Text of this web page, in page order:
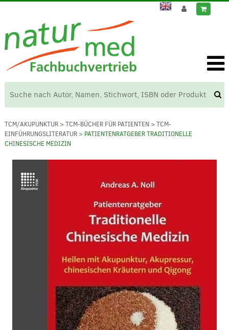
TCM/AKUPUNKTUR>TCM-BÜCHER FÜR PATIENTEN >TCM-
EINFÜHRUNGSLITERATUR> PATIENTENRATGEBER TRADITIONELLE
CHINESISCHE MEDIZIN